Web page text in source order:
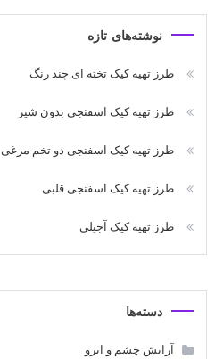
نوشته‌های تازه
طرز تهیه کیک تخته ای چند رنگ
طرز تهیه کیک اسفنجی بدون شیر
طرز تهیه کیک اسفنجی دو تخم مرغی
طرز تهیه کیک اسفنجی قلبی
طرز تهیه کیک آجیلی
دسته‌ها
آرایش چشم و ابرو